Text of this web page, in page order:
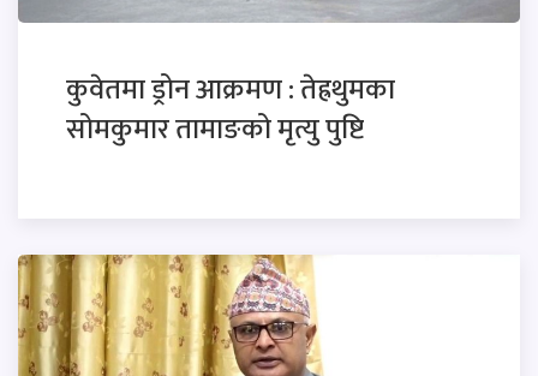
कुवेतमा ड्रोन आक्रमण : तेह्रथुमका
सोमकुमार तामाङको मृत्यु पुष्टि